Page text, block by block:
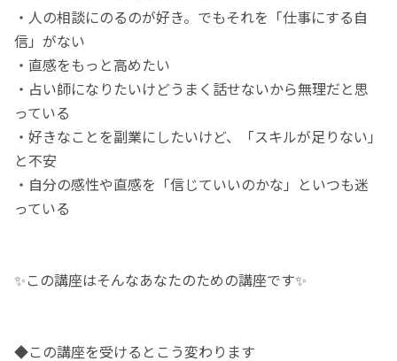
・人の相談にのるのが好き。でもそれを「仕事にする自
信」がない
・直感をもっと高めたい
・占い師になりたいけどうまく話せないから無理だと思
っている
・好きなことを副業にしたいけど、「スキルが足りない」
と不安
・自分の感性や直感を「信じていいのかな」といつも迷
っている
✨この講座はそんなあなたのための講座です✨
◆この講座を受けるとこう変わります